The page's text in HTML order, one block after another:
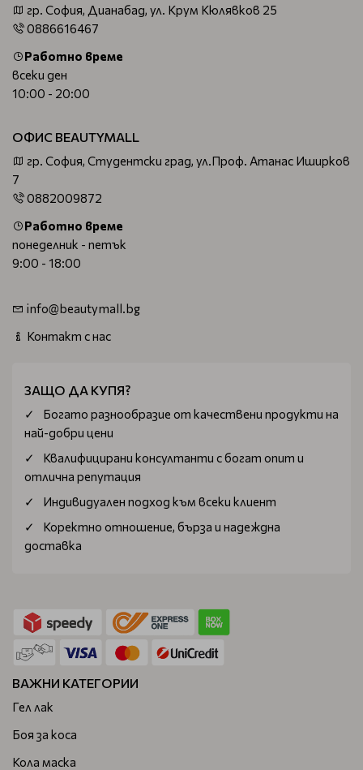
гр. София, Дианабад, ул. Крум Кюлявков 25
0886616467
Работно време
всеки ден
10:00 - 20:00
ОФИС BEAUTYMALL
гр. София, Студентски град, ул.Проф. Атанас Иширков
7
0882009872
Работно време
понеделник - петък
9:00 - 18:00
info@beautymall.bg
Контакт с нас
ЗАЩО ДА КУПЯ?
Богатo разнообразие от качествени продукти на
най-добри цени
Квалифицирани консултанти с богат опит и
отлична репутация
Индивидуален подход към всеки клиент
Коректно отношение, бърза и надеждна
доставка
ВАЖНИ КАТЕГОРИИ
Гел лак
Боя за коса
Кола маска